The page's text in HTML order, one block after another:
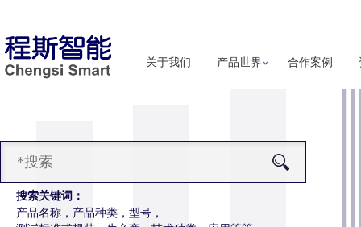
关于我们 产品世界 合作案例
搜索关键词：
产品名称，产品种类，型号，